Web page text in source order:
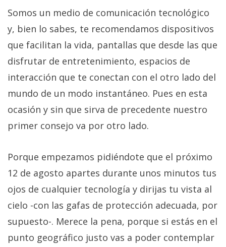
Somos un medio de comunicación tecnológico
y, bien lo sabes, te recomendamos dispositivos
que facilitan la vida, pantallas que desde las que
disfrutar de entretenimiento, espacios de
interacción que te conectan con el otro lado del
mundo de un modo instantáneo. Pues en esta
ocasión y sin que sirva de precedente nuestro
primer consejo va por otro lado.
Porque empezamos pidiéndote que el próximo
12 de agosto apartes durante unos minutos tus
ojos de cualquier tecnología y dirijas tu vista al
cielo -con las gafas de protección adecuada, por
supuesto-. Merece la pena, porque si estás en el
punto geográfico justo vas a poder contemplar